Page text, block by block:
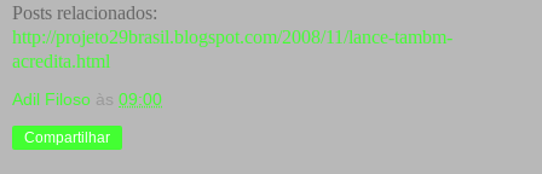
Posts relacionados:
http://projeto29brasil.blogspot.com/2008/11/lance-tambm-
acredita.html
Adil Filoso às 09:00
Compartilhar